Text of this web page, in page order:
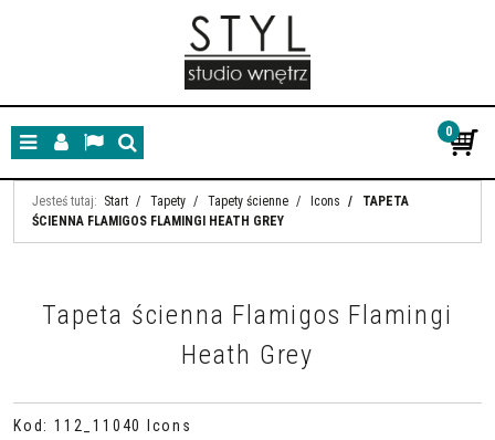
MenuPanelLangSzukaj
0
Jesteś tutaj: Start / Tapety / Tapety ścienne / Icons /
TAPETA
ŚCIENNA FLAMIGOS FLAMINGI HEATH GREY
Tapeta ścienna Flamigos Flamingi
Heath Grey
Kod : 112_11040 Icons